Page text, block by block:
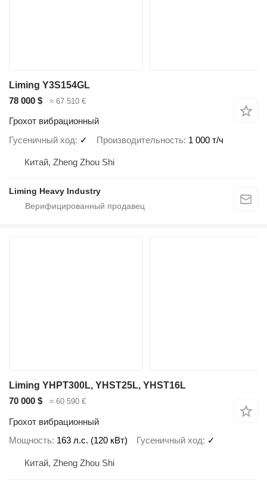
Liming Y3S154GL
78 000 $
≈ 67 510 €
Грохот вибрационный
Гусеничный ход
✓ Производительность 1 000 т/ч
Китай, Zheng Zhou Shi
Liming Heavy Industry
Liming YHPT300L, YHST25L, YHST16L
70 000 $
≈ 60 590 €
Грохот вибрационный
Мощность 163 л.с. (120 кВт) Гусеничный ход ✓
Китай, Zheng Zhou Shi